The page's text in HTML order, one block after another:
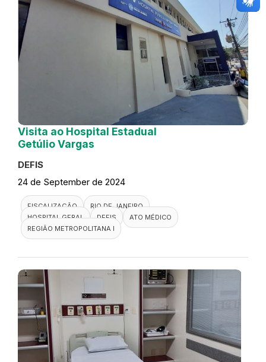
Visita ao Hospital Estadual
Getúlio Vargas
DEFIS
24 de September de 2024
FISCALIZAÇÃO
RIO DE JANEIRO
HOSPITAL GERAL
DEFIS
ATO MÉDICO
REGIÃO METROPOLITANA I